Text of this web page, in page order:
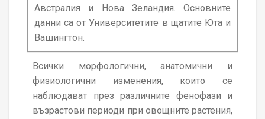
Австралия и Нова Зеландия. Основните
данни са от Университетите в щатите Юта и
Вашингтон.
Всички морфологични, анатомични и
физиологични изменения, които се
наблюдават през различните фенофази и
възрастови периоди при овощните растения,